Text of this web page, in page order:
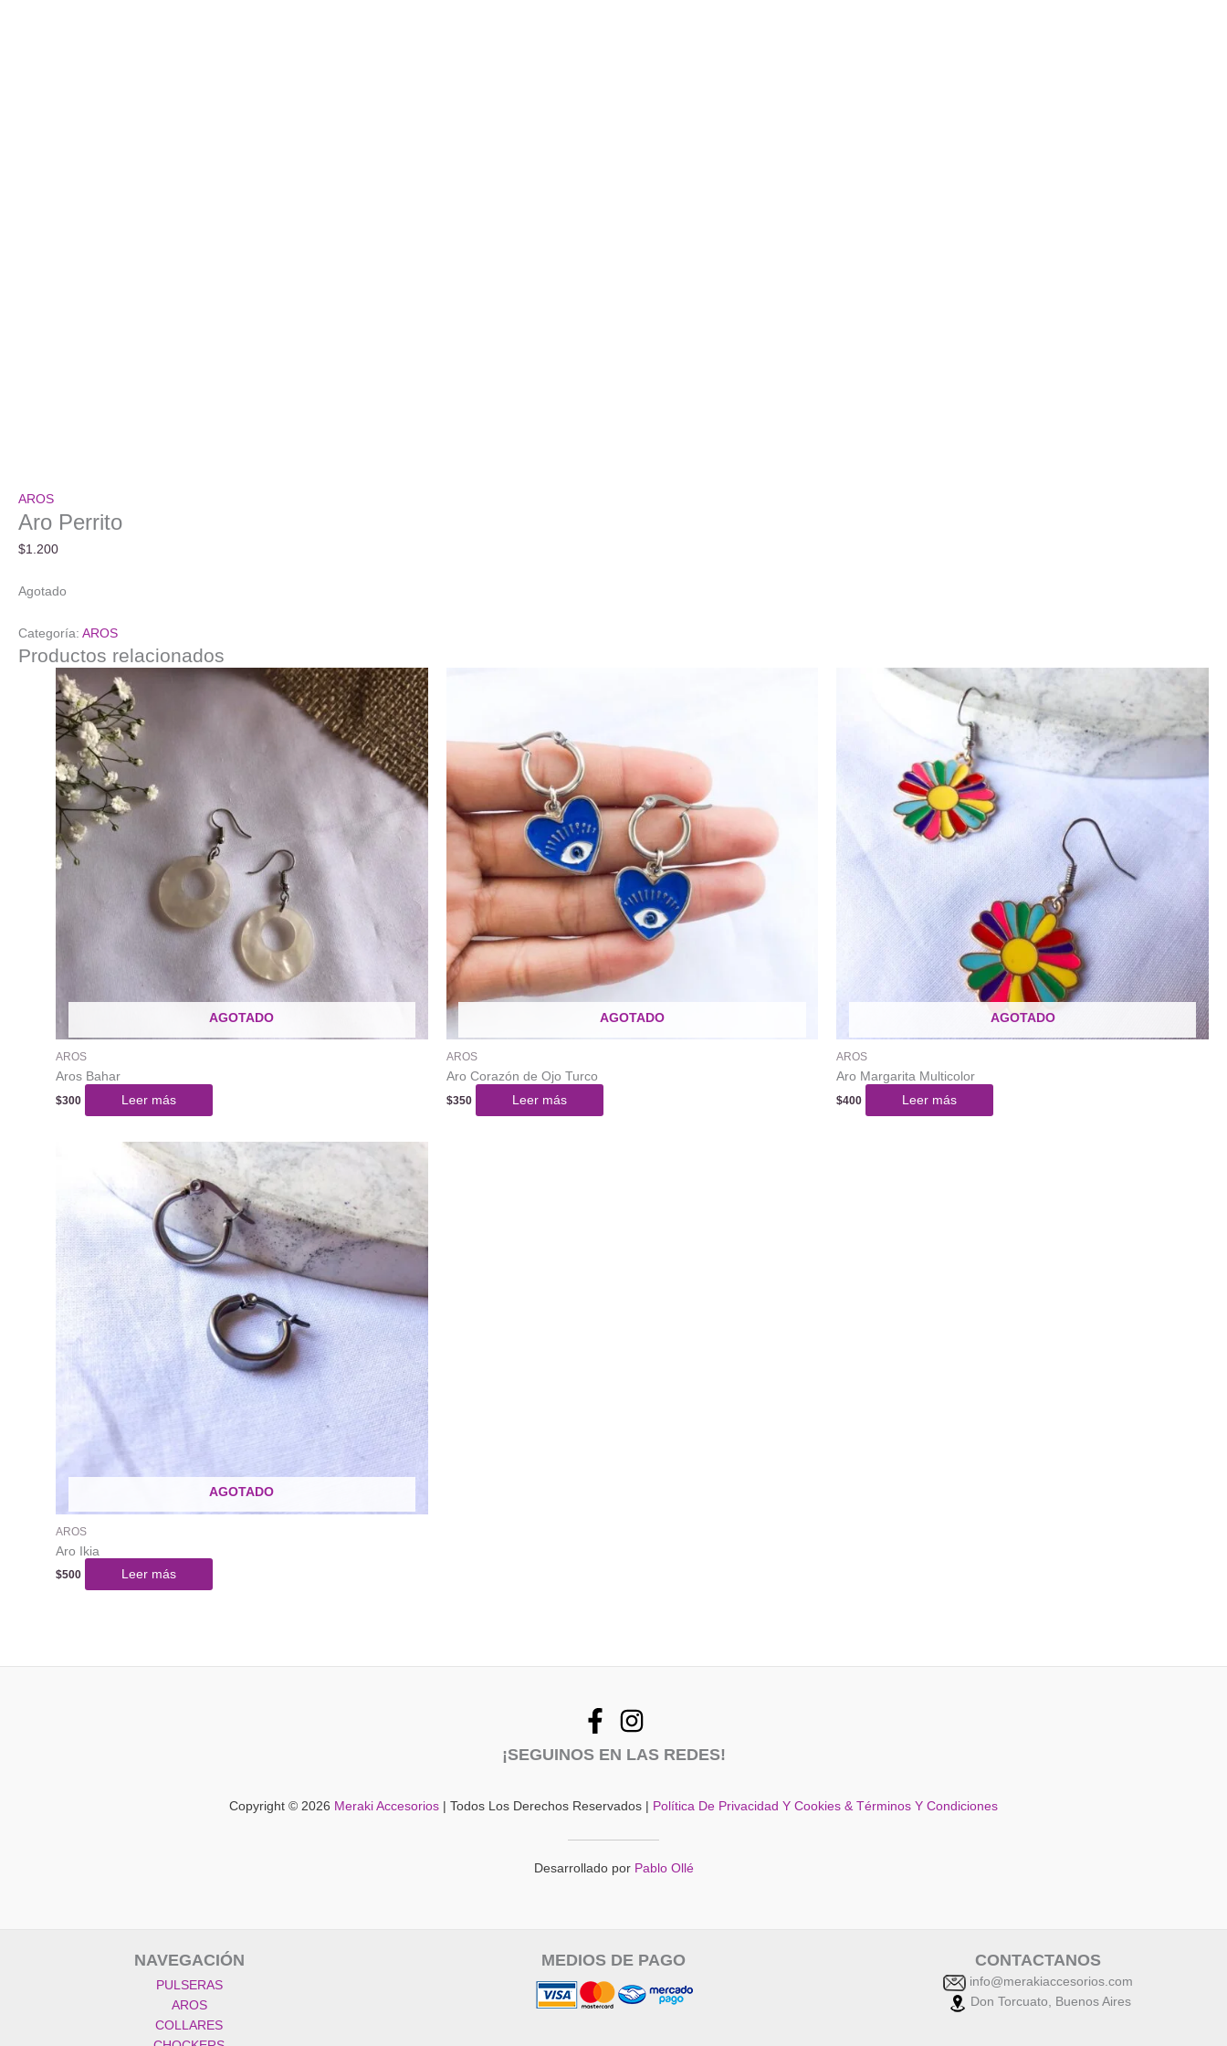
AROS
Aro Perrito
$1.200
Agotado
Categoría: AROS
Productos relacionados
AGOTADO
AROS
Aros Bahar
$300 Leer más
AGOTADO
AROS
Aro Corazón de Ojo Turco
$350 Leer más
AGOTADO
AROS
Aro Margarita Multicolor
$400 Leer más
AGOTADO
AROS
Aro Ikia
$500 Leer más
¡SEGUINOS EN LAS REDES!
Copyright © 2026 Meraki Accesorios | Todos Los Derechos Reservados | Política De Privacidad Y Cookies & Términos Y Condiciones
Desarrollado por Pablo Ollé
NAVEGACIÓN
PULSERAS
AROS
COLLARES
MEDIOS DE PAGO CONTACTANOS
info@merakiaccesorios.com
Don Torcuato, Buenos Aires